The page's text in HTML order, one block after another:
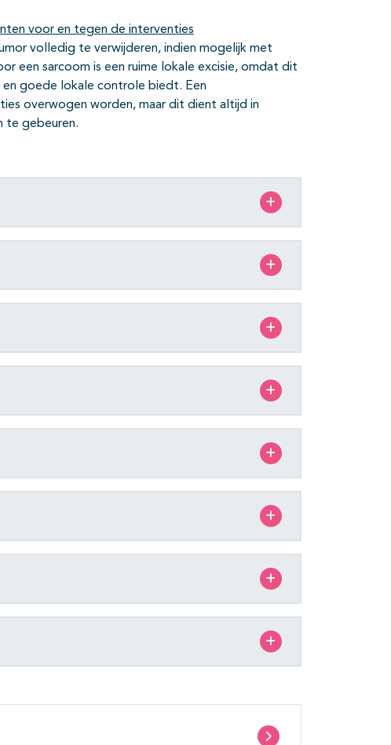
voor en tegen de interventies
volledig te verwijderen, indien mogelijk met
een sarcoom is een ruime lokale excisie, omdat dit
en goede lokale controle biedt. Een
overwogen worden, maar dit dient altijd in
te gebeuren.